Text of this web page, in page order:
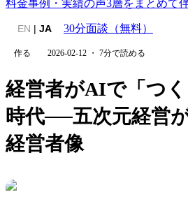
料金事例・実績の声3層をまとめて
EN | JA 30分面談（無料）
作る 2026-02-12 ・ 7分で読める
経営者がAIで「つ
時代──五次元経営
経営者像